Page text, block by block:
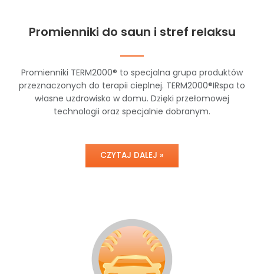
Promienniki do saun i stref relaksu
Promienniki TERM2000® to specjalna grupa produktów
przeznaczonych do terapii cieplnej. TERM2000®IRspa to
własne uzdrowisko w domu. Dzięki przełomowej
technologii oraz specjalnie dobranym.
CZYTAJ DALEJ »